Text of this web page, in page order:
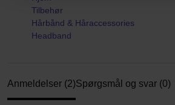
Tilbehør
Hårbånd & Håraccessories
Headband
Anmeldelser (2)Spørgsmål og svar (0)